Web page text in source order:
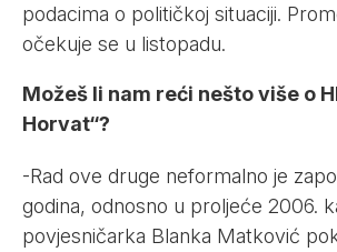
podacima o političkoj situaciji.
očekuje se u listopadu.
Možeš li nam reći nešto više o
Horvat“?
-Rad ove druge neformalno je
godina, odnosno u proljeće 2006.
povjesničarka Blanka Matković